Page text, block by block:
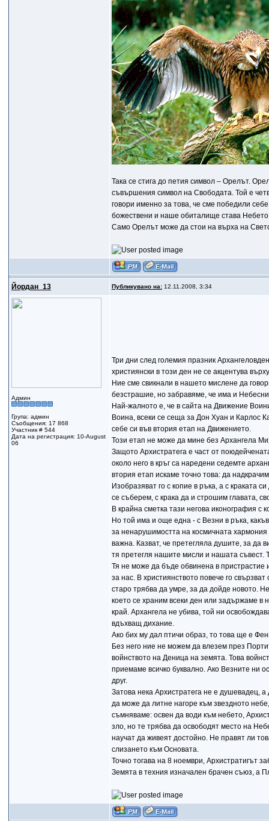
Така се стига до петия символ – Орелът.
съвършения символ на Свободата. Той е
говори именно за това, че сме победили
божествени и наше обиталище става
Само Орелът може да стои на върха на
Йордан_13 Публикувано на:12.11.2008, 3:34
Админ
Група: админ
Съобщения: 17 868
Участник # 544
Дата на регистрация: 10-August
06
Три дни след големия празник
християнски в този ден не се акцентува
Ние сме свикнали в нашето мислене да
безстрашие, но забравяме, че има и
Най-жалното е, че в сайта на Движение
Воина, всеки се сеща за Дон Хуан и Карлос
себе си във втория етап на Движението.
Този етап не може да мине без Архангела
Защото Архистратега е част от
около него в кръг са наредени седемте
втория етап искаме точно това: да
Изобразяват го с копие в ръка, а с краката
се съберем, с крака да и строшим главата,
В крайна сметка тази негова иконография с
Но той има и още една - с Везни в ръка,
за ненарушимостта на космичната
важна. Казват, че претегляла душите, за да
тя претегля нашите мисли и нашата съвест.
Тя не може да бъде обвинена в пристрастие
за нас. В християнството повече го
старо трябва да умре, за да дойде новото.
което се храним всеки ден или задържаме в
край. Архангела не убива, той ни
вдъхващ дихание.
Ако бих му дал птичи образ, то това ще е
Без него ние не можем да влезем през
войнството на Деница на земята. Това
приемаме всичко буквално. Ако Везните ни
друг.
Затова нека Архистратега не е душевадец,
да може да литне нагоре към звездното
съмняваме: освен да води към небето,
зло, но те трябва да освободят место на
научат да живеят достойно. Не правят ли
слизането към Основата.
Точно тогава на 8 ноември, Архистратигът
Земята в техния изначален брачен съюз, а